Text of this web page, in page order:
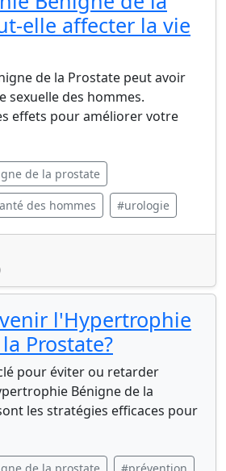
elle affecter la vie
de la Prostate peut avoir
sexuelle des hommes.
effets pour améliorer votre
de la prostate
des hommes #urologie
l'Hypertrophie
Prostate?
pour éviter ou retarder
Bénigne de la
les stratégies efficaces pour